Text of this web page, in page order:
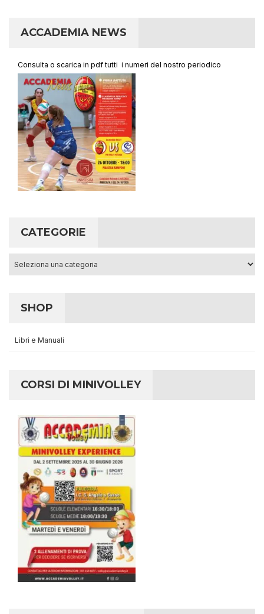
ACCADEMIA NEWS
Consulta o scarica in pdf tutti i numeri del nostro periodico
CATEGORIE
SHOP
Libri e Manuali
CORSI DI MINIVOLLEY